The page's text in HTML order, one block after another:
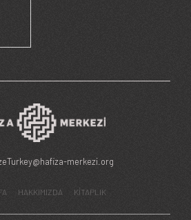
merkezi.org
HAKKIMIZDA KİTAPLIK